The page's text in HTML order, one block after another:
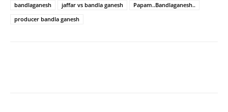
bandlaganesh
jaffar vs bandla ganesh
Papam..Bandlaganesh..
producer bandla ganesh